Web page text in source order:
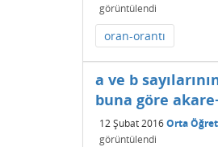
görüntülendi
oran-orantı
a ve b
buna göre
12 Şubat 2016Orta
görüntülendi